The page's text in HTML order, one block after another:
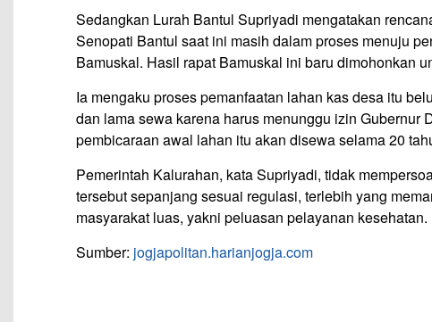
Sedangkan Lurah Bantul Supriyadi mengatakan
Senopati Bantul saat ini masih dalam proses menuju
Bamuskal. Hasil rapat Bamuskal ini baru dimohonkan
Ia mengaku proses pemanfaatan lahan kas desa itu
dan lama sewa karena harus menunggu izin Gubernur
pembicaraan awal lahan itu akan disewa selama 20
Pemerintah Kalurahan, kata Supriyadi, tidak
tersebut sepanjang sesuai regulasi, terlebih yang
masyarakat luas, yakni peluasan pelayanan kesehatan.
Sumber: jogjapolitan.harianjogja.com